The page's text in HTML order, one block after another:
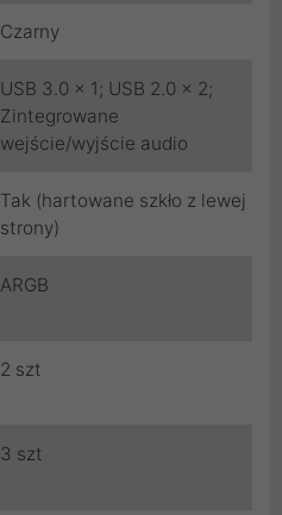
Czarny
USB 3.0 x 1; USB 2.0 x 2;
Zintegrowane
wejście/wyjście audio
Tak (hartowane szkło z lewej
strony)
ARGB
2 szt
3 szt